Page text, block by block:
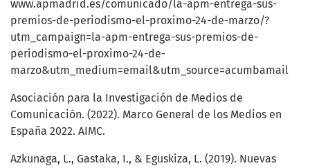
www.apmadrid.es/comunicado/la-apm-entrega-sus-
premios-de-periodismo-el-proximo-24-de-marzo/?
utm_campaign=la-apm-entrega-sus-premios-de-
periodismo-el-proximo-24-de-
marzo&utm_medium=email&utm_source=acumbamail
Asociación para la Investigación de Medios de
Comunicación. (2022). Marco General de los Medios en
España 2022. AIMC.
Azkunaga, L., Gastaka, I., & Eguskiza, L. (2019). Nuevas